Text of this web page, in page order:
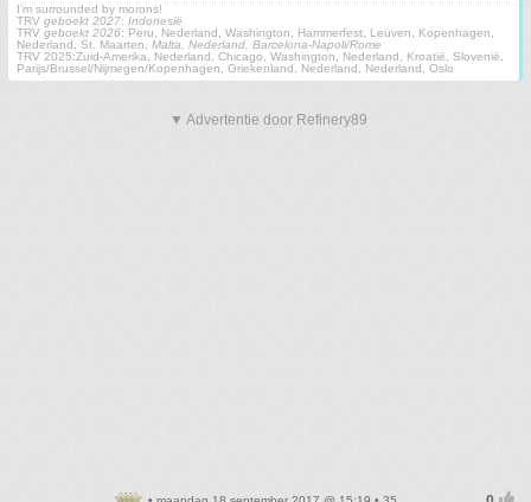
I'm surrounded by morons!
TRV geboekt 2027: Indonesië
TRV geboekt 2026: Peru, Nederland, Washington, Hammerfest, Leuven, Kopenhagen,
Nederland, St. Maarten, Malta, Nederland, Barcelona-Napoli/Rome
TRV 2025:Zuid-Amerika, Nederland, Chicago, Washington, Nederland, Kroatië, Slovenië,
Parijs/Brussel/Nijmegen/Kopenhagen, Griekenland, Nederland, Nederland, Oslo
▼ Advertentie door Refinery89